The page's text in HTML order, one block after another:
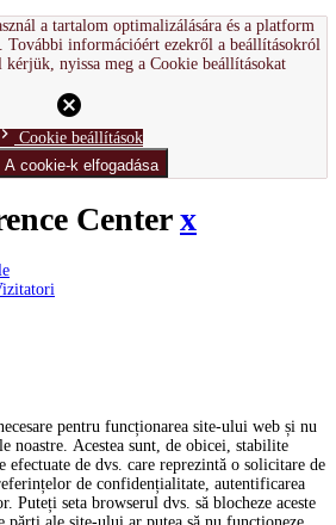
a tartalom optimalizálására és a platform
További információért ezekről a beállításokról
kérjük, nyissa meg a Cookie beállításokat
cancel
Cookie beállítások
A cookie-k elfogadása
Centerx
pentru funcționarea site-ului web și nu
noastre. Acestea sunt, de obicei, stabilite
efectuate de dvs. care reprezintă o solicitare de
de confidențialitate, autentificarea
Puteți seta browserul dvs. să blocheze aceste